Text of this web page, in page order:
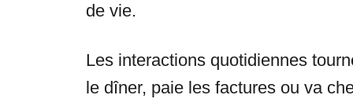
de vie.
Les interactions quotidiennes
le dîner, paie les factures ou va